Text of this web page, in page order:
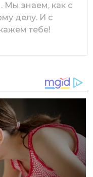
Мы знаем, как с
делу. И с
тебе!